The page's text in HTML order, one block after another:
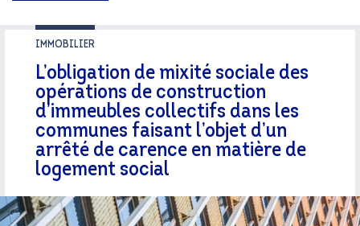
IMMOBILIER
L’obligation de mixité sociale des
opérations de construction
d’immeubles collectifs dans les
communes faisant l’objet d’un
arrêté de carence en matière de
logement social